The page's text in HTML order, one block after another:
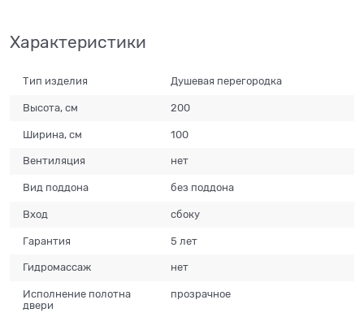
Характеристики
Тип изделия Душевая перегородка
Высота, см 200
Ширина, см 100
Вентиляция нет
Вид поддона без поддона
Вход сбоку
Гарантия 5 лет
Гидромассаж нет
Исполнение полотна
двери
прозрачное